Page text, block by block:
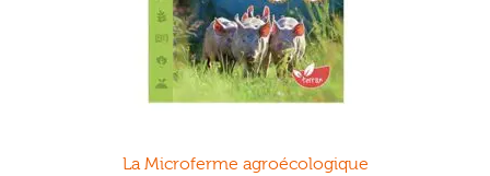
La Microferme agroécologique